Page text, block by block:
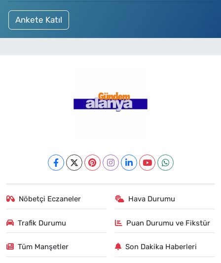
Ankete Katıl
Nöbetçi Eczaneler Hava Durumu
Trafik Durumu Puan Durumu ve Fikstür
Tüm Manşetler Son Dakika Haberleri